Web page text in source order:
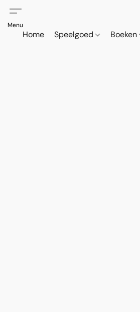
Home Speelgoed Boeken